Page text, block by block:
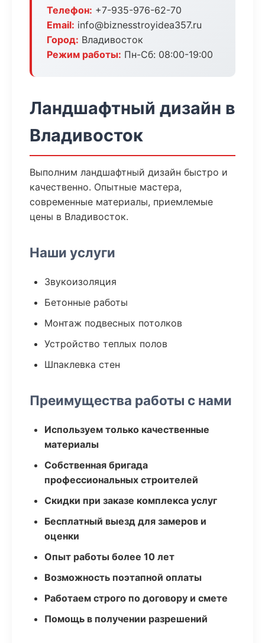
Телефон: +7-935-976-62-70
Email: info@biznesstroyidea357.ru
Город: Владивосток
Режим работы: Пн-Сб: 08:00-19:00
Ландшафтный дизайн в
Владивосток
Выполним ландшафтный дизайн быстро и
качественно. Опытные мастера,
современные материалы, приемлемые
цены в Владивосток.
Наши услуги
Звукоизоляция
Бетонные работы
Монтаж подвесных потолков
Устройство теплых полов
Шпаклевка стен
Преимущества работы с нами
Используем только качественные
материалы
Собственная бригада
профессиональных строителей
Скидки при заказе комплекса услуг
Бесплатный выезд для замеров и
оценки
Опыт работы более 10 лет
Возможность поэтапной оплаты
Работаем строго по договору и смете
Помощь в получении разрешений